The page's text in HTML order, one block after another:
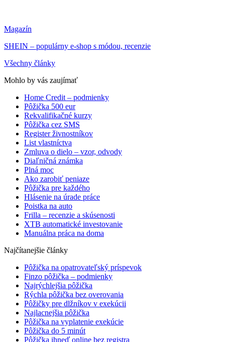
Magazín
SHEIN – populárny e-shop s módou, recenzie
Všechny články
Mohlo by vás zaujímať
Home Credit – podmienky
Pôžička 500 eur
Rekvalifikačné kurzy
Pôžička cez SMS
Register živnostníkov
List vlastníctva
Zmluva o dielo – vzor, odvody
Diaľničná známka
Plná moc
Ako zarobiť peniaze
Pôžička pre každého
Hlásenie na úrade práce
Poistka na auto
Frilla – recenzie a skúsenosti
XTB automatické investovanie
Manuálna práca na doma
Najčítanejšie články
Pôžička na opatrovateľský príspevok
Finzo pôžička – podmienky
Najrýchlejšia pôžička
Rýchla pôžička bez overovania
Pôžičky pre dlžníkov v exekúcii
Najlacnejšia pôžička
Pôžička na vyplatenie exekúcie
Pôžička do 5 minút
Pôžička ihneď online bez registra